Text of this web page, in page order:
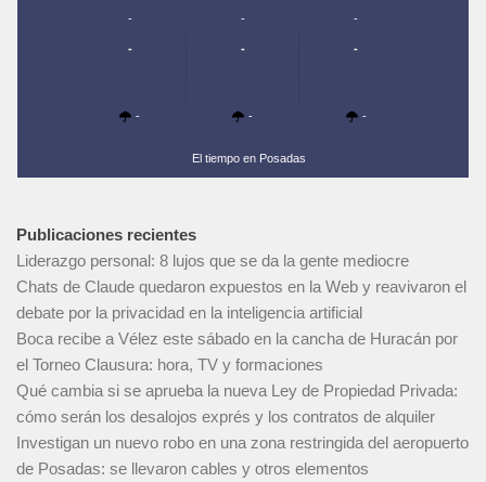
-
-
-
-
-
-
-
-
-
El tiempo en Posadas
Publicaciones recientes
Liderazgo personal: 8 lujos que se da la gente mediocre
Chats de Claude quedaron expuestos en la Web y reavivaron el
debate por la privacidad en la inteligencia artificial
Boca recibe a Vélez este sábado en la cancha de Huracán por
el Torneo Clausura: hora, TV y formaciones
Qué cambia si se aprueba la nueva Ley de Propiedad Privada:
cómo serán los desalojos exprés y los contratos de alquiler
Investigan un nuevo robo en una zona restringida del aeropuerto
de Posadas: se llevaron cables y otros elementos